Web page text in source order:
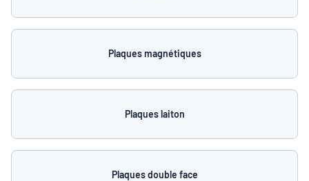
Plaques magnétiques
Plaques laiton
Plaques double face